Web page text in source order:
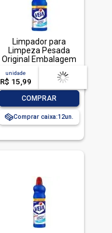
Limpador para
Limpeza Pesada
Original Embalagem
Econômica, Veja, 1L
unidade
R$ 15,99
acima de
-- --,--un.
COMPRAR
Comprar caixa:12